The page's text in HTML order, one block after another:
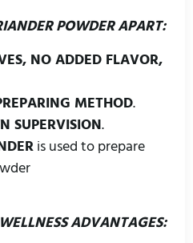
POWDER APART:
NO ADDED FLAVOR,
METHOD.
SUPERVISION.
is used to prepare
ADVANTAGES: